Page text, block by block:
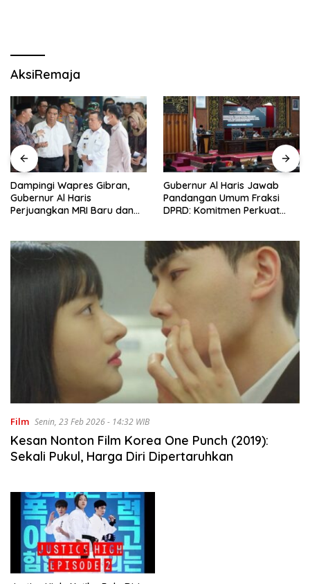
AksiRemaja
Dampingi Wapres Gibran,
Gubernur Al Haris
Perjuangkan MRI Baru dan
Gubernur Al Haris Jawab
Pandangan Umum Fraksi
DPRD: Komitmen Perkuat
Film Senin, 23 Feb 2026 - 14:32 WIB
Kesan Nonton Film Korea One Punch (2019):
Sekali Pukul, Harga Diri Dipertaruhkan